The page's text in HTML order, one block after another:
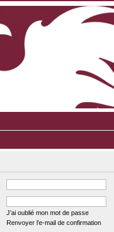
J’ai oublié mon mot de passe
Renvoyer l’e-mail de confirmation